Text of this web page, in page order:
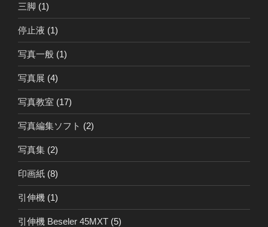
三脚 (1)
停止液 (1)
写真一般 (1)
写真展 (4)
写真教室 (17)
写真編集ソフト (2)
写真集 (2)
印画紙 (8)
引伸機 (1)
引伸機 Beseler 45MXT (5)